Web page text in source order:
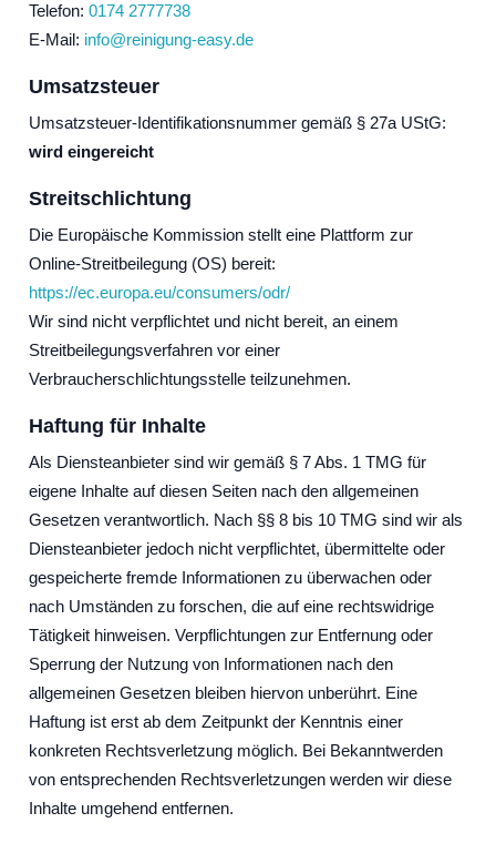
Telefon: 0174 2777738
E-Mail: info@reinigung-easy.de
Umsatzsteuer
Umsatzsteuer-Identifikationsnummer gemäß § 27a UStG:
wird eingereicht
Streitschlichtung
Die Europäische Kommission stellt eine Plattform zur
Online-Streitbeilegung (OS) bereit:
https://ec.europa.eu/consumers/odr/
Wir sind nicht verpflichtet und nicht bereit, an einem
Streitbeilegungsverfahren vor einer
Verbraucherschlichtungsstelle teilzunehmen.
Haftung für Inhalte
Als Diensteanbieter sind wir gemäß § 7 Abs. 1 TMG für
eigene Inhalte auf diesen Seiten nach den allgemeinen
Gesetzen verantwortlich. Nach §§ 8 bis 10 TMG sind wir als
Diensteanbieter jedoch nicht verpflichtet, übermittelte oder
gespeicherte fremde Informationen zu überwachen oder
nach Umständen zu forschen, die auf eine rechtswidrige
Tätigkeit hinweisen. Verpflichtungen zur Entfernung oder
Sperrung der Nutzung von Informationen nach den
allgemeinen Gesetzen bleiben hiervon unberührt. Eine
Haftung ist erst ab dem Zeitpunkt der Kenntnis einer
konkreten Rechtsverletzung möglich. Bei Bekanntwerden
von entsprechenden Rechtsverletzungen werden wir diese
Inhalte umgehend entfernen.